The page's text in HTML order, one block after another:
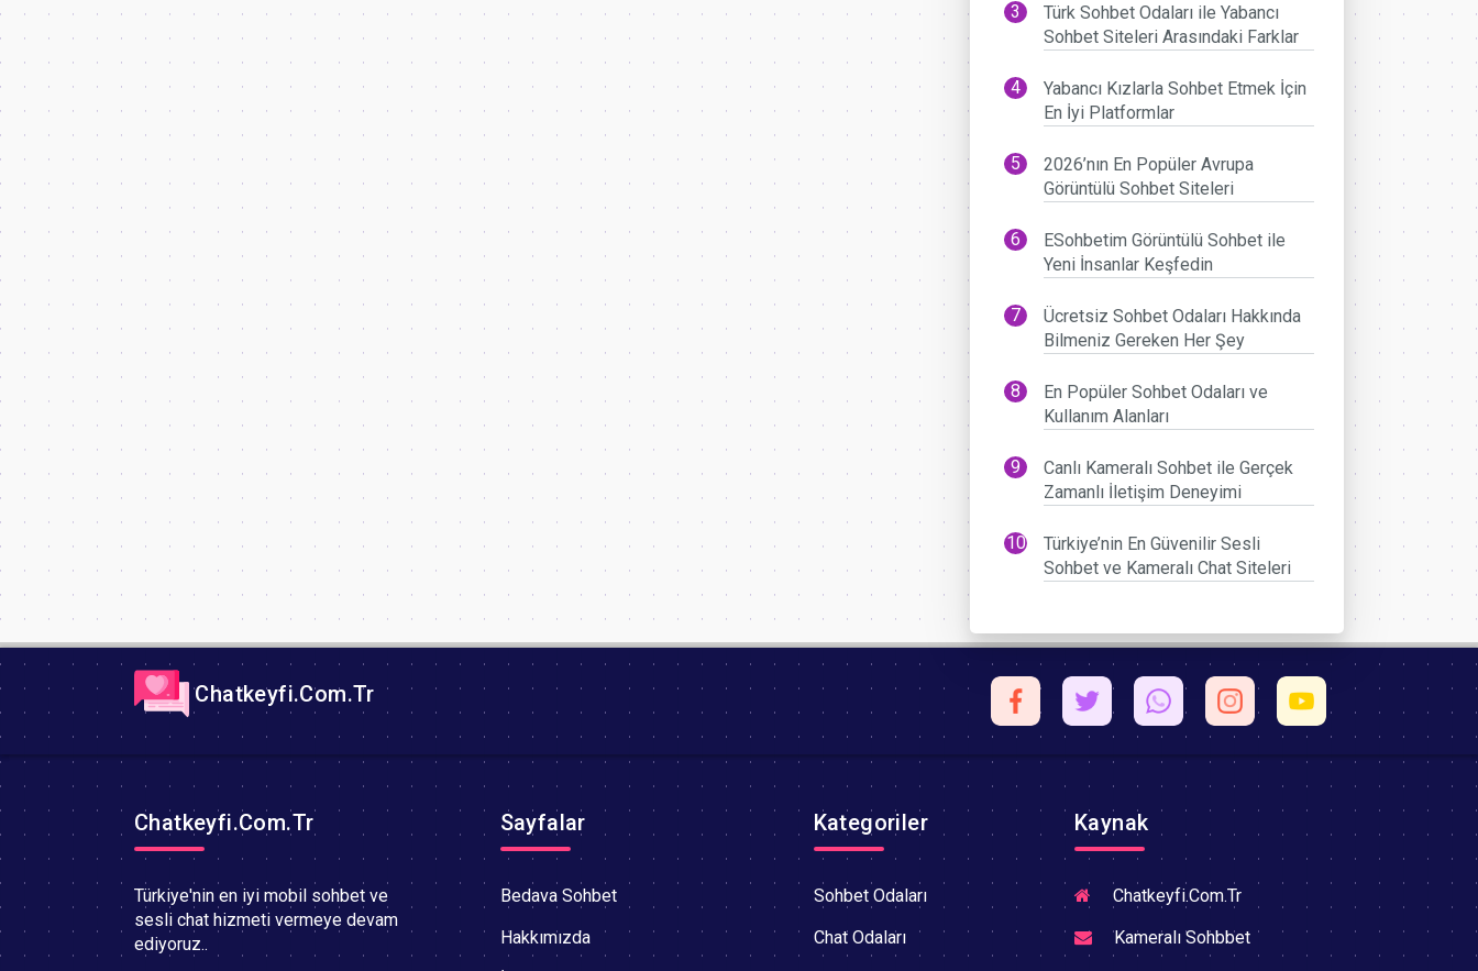
Türk Sohbet Odaları ile Yabancı
Sohbet Siteleri Arasındaki Farklar
Yabancı Kızlarla Sohbet Etmek İçin
En İyi Platformlar
2026’nın En Popüler Avrupa
Görüntülü Sohbet Siteleri
ESohbetim Görüntülü Sohbet ile
Yeni İnsanlar Keşfedin
Ücretsiz Sohbet Odaları Hakkında
Bilmeniz Gereken Her Şey
En Popüler Sohbet Odaları ve
Kullanım Alanları
Canlı Kameralı Sohbet ile Gerçek
Zamanlı İletişim Deneyimi
Türkiye’nin En Güvenilir Sesli
Sohbet ve Kameralı Chat Siteleri
Chatkeyfi.Com.Tr
Chatkeyfi.Com.Tr
Türkiye'nin en iyi mobil sohbet ve
sesli chat hizmeti vermeye devam
ediyoruz..
Sayfalar
Bedava Sohbet
Hakkımızda
Kategoriler
Sohbet Odaları
Chat Odaları
Kaynak
Chatkeyfi.Com.Tr
Kameralı Sohbbet